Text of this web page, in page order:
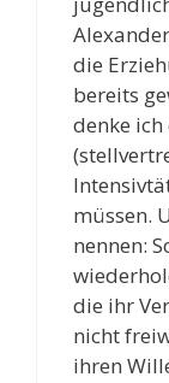
die
bereits
denke
müssen.
nennen:
die ihr
nicht
ihren